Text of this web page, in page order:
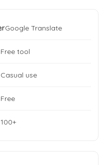
Google Translate
Free tool
Casual use
Free
100+